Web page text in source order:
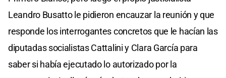
Leandro Busatto le pidieron encauzar la reunión y que
responde los interrogantes concretos que le hacían las
diputadas socialistas Cattalini y Clara García para
saber si había ejecutado lo autorizado por la